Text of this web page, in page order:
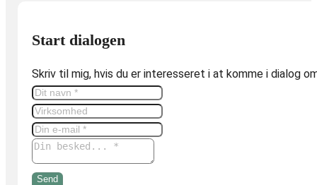
Start dialogen
Skriv til mig, hvis du er interesseret i at komme i dialog
Send